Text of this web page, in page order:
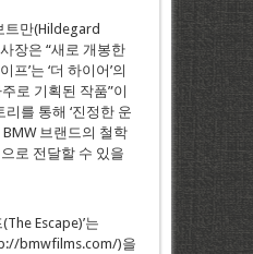
트만(Hildegard
장은 “새로 개봉한
프’는 ‘더 하이어’의
로 기획된 작품”이
를 통해 ‘진정한 운
BMW 브랜드의 철학
로 전달할 수 있을
Escape)’는
bmwfilms.com/)을